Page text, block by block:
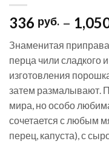
336 руб. –
Знаменитая приправа
перца чили сладкого
изготовления
затем размалывают.
мира, но особо
сочетается с любым
перец, капуста), с